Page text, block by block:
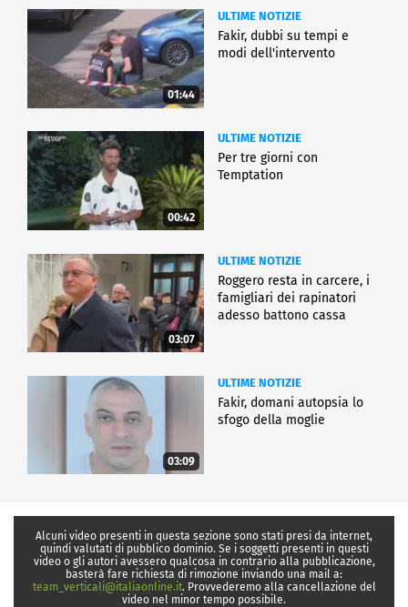
01:44
ULTIME NOTIZIE
Fakir, dubbi su tempi e
modi dell'intervento
00:42
ULTIME NOTIZIE
Per tre giorni con
Temptation
03:07
ULTIME NOTIZIE
Roggero resta in carcere, i
famigliari dei rapinatori
adesso battono cassa
03:09
ULTIME NOTIZIE
Fakir, domani autopsia lo
sfogo della moglie
Alcuni video presenti in questa sezione sono stati presi da internet,
quindi valutati di pubblico dominio. Se i soggetti presenti in questi
video o gli autori avessero qualcosa in contrario alla pubblicazione,
basterà fare richiesta di rimozione inviando una mail a:
team_verticali@italiaonline.it. Provvederemo alla cancellazione del
video nel minor tempo possibile.